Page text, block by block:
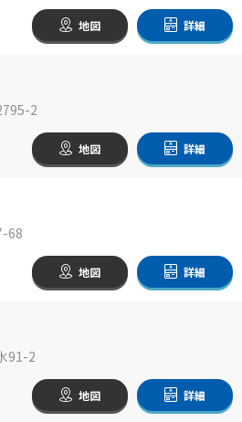
地図 詳細
2
地図 詳細
68
地図 詳細
91-2
地図 詳細